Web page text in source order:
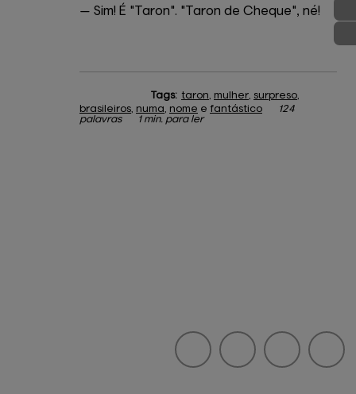
— Sim! É "Taron". "Taron de Cheque", né!
Tags: taron, mulher, surpreso,
brasileiros, numa, nome e fantástico
124
palavras
1 min. para ler